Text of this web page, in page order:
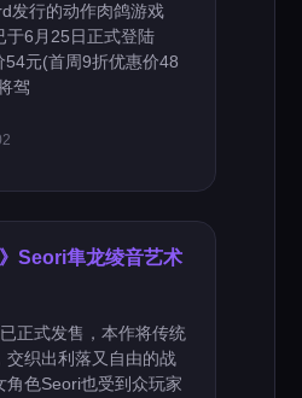
发行的动作肉鸽游戏
于6月25日正式登陆
54元(首周9折优惠价48
驾
》Seori隼龙绫音艺术
正式发售，本作将传统
交织出利落又自由的战
角色Seori也受到众玩家